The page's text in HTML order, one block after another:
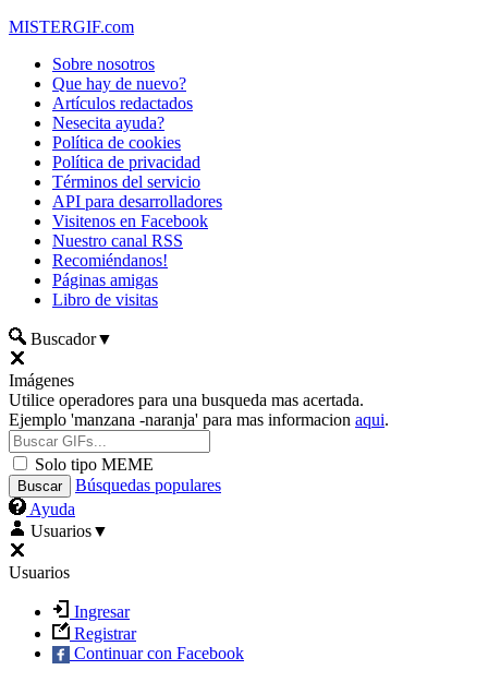
MISTERGIF.com
Sobre nosotros
Que hay de nuevo?
Artículos redactados
Nesecita ayuda?
Política de cookies
Política de privacidad
Términos del servicio
API para desarrolladores
Visitenos en Facebook
Nuestro canal RSS
Recomiéndanos!
Páginas amigas
Libro de visitas
Buscador▼
Imágenes
Utilice operadores para una busqueda mas acertada.
Ejemplo 'manzana -naranja' para mas informacion aqui.
Solo tipo MEME
Búsquedas populares
Ayuda
Usuarios▼
Usuarios
Ingresar
Registrar
Continuar con Facebook